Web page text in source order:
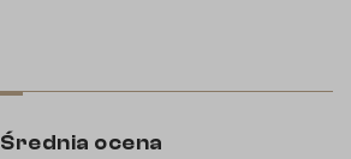
Średnia ocena